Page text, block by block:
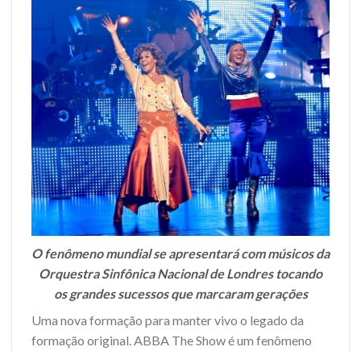
O fenômeno mundial se apresentará com músicos da
Orquestra Sinfônica Nacional de Londres tocando
os grandes sucessos que marcaram gerações
Uma nova formação para manter vivo o legado da
formação original. ABBA The Show é um fenômeno